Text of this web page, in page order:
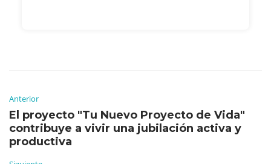
Anterior
El proyecto "Tu Nuevo Proyecto de Vida"
contribuye a vivir una jubilación activa y
productiva